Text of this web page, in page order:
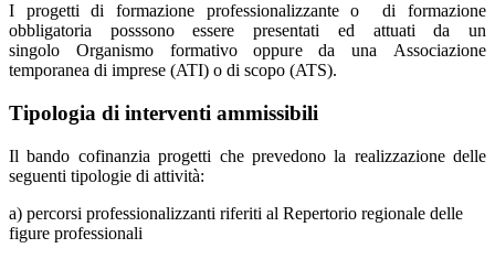
I progetti di formazione professionalizzante o di formazione
obbligatoria posssono essere presentati ed attuati da un
singolo Organismo formativo oppure da una Associazione
temporanea di imprese (ATI) o di scopo (ATS).
Tipologia di interventi ammissibili
Il bando cofinanzia progetti che prevedono la realizzazione delle
seguenti tipologie di attività:
a) percorsi professionalizzanti riferiti al Repertorio regionale delle
figure professionali